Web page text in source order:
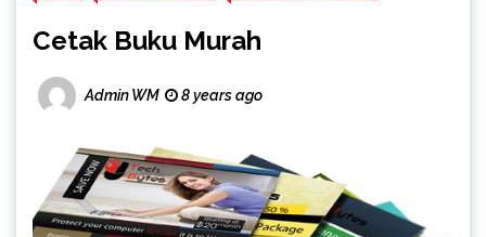
Cetak Buku Murah
Admin WM 8 years ago